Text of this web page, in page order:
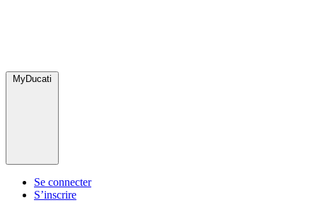
MyDucati
Se connecter
S’inscrire